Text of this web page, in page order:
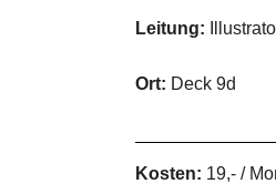
Leitung:
Ort: Deck 9d
Kosten: 19,- /